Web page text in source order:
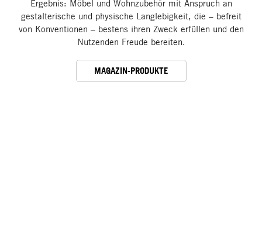
Ergebnis: Möbel und Wohnzubehör mit Anspruch an
gestalterische und physische Langlebigkeit, die – befreit
von Konventionen – bestens ihren Zweck erfüllen und den
Nutzenden Freude bereiten.
MAGAZIN-PRODUKTE